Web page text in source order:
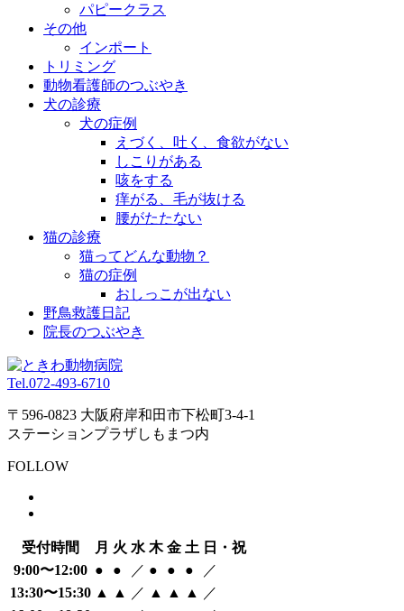
パピークラス
その他
インポート
トリミング
動物看護師のつぶやき
犬の診療
犬の症例
えづく、吐く、食欲がない
しこりがある
咳をする
痒がる、毛が抜ける
腰がたたない
猫の診療
猫ってどんな動物？
猫の症例
おしっこが出ない
野鳥救護日記
院長のつぶやき
Tel.072-493-6710
〒596-0823 大阪府岸和田市下松町3-4-1
ステーションプラザしもまつ内
FOLLOW
受付時間 月 火 水 木 金 土 日・祝
9:00〜12:00 ● ● ／ ● ● ●
／
13:30〜15:30 ▲ ▲ ／ ▲ ▲ ▲
／